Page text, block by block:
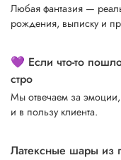
Любая фантазия —
рождения, выписку и
💜 Если что-то
стро
Мы отвечаем за
и в пользу клиента.
Латексные шары из